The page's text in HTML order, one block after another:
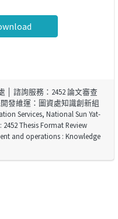
│ 諮詢服務：2452 論文審查
發維運：圖資處知識創新組
Services, National Sun Yat-
Thesis Format Review
and operations : Knowledge